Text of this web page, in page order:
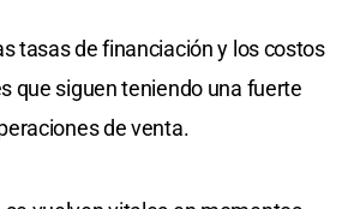
tasas de financiación y los costos
que siguen teniendo una fuerte
de venta.